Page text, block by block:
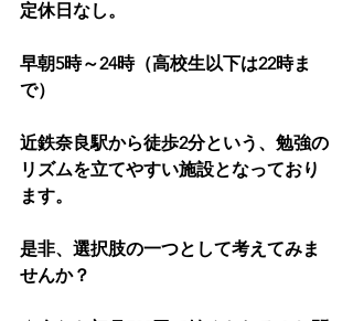
定休日なし。
早朝5時～24時（高校生以下は22時ま
で）
近鉄奈良駅から徒歩2分という、勉強の
リズムを立てやすい施設となっており
ます。
是非、選択肢の一つとして考えてみま
せんか？